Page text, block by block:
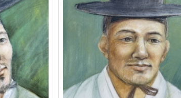
년)
186
고성운 요셉 ( ?~1816년)
관리자 2020.06.09 179